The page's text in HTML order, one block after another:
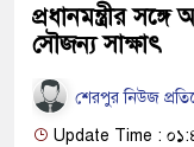
প্রধানমন্ত্রীর
সৌজন্য সাক্ষাৎ
শেরপুর নিউজ
Update Time :